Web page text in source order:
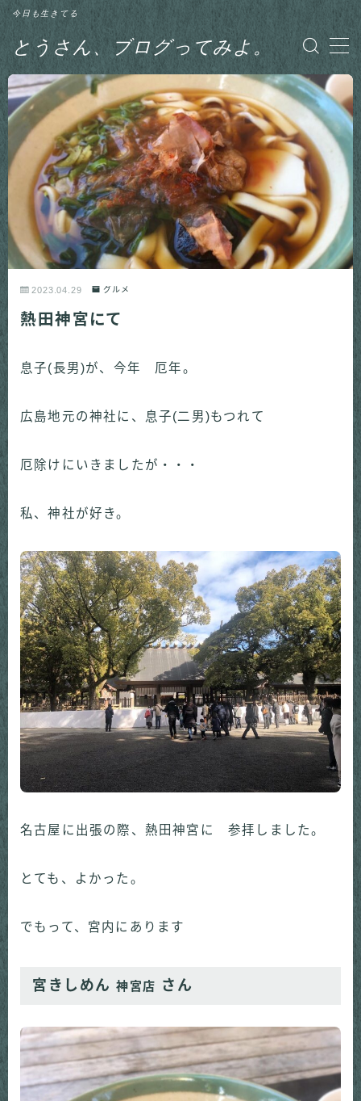
とうさん、ブログってみよ。
今日も生きてる
MENU
グルメ
日記
釣り
2023.04.29 グルメ
熱田神宮にて
息子(長男)が、今年 厄年。
広島地元の神社に、息子(二男)もつれて
厄除けにいきましたが・・・
私、神社が好き。
名古屋に出張の際、熱田神宮に 参拝しました。
とても、よかった。
でもって、宮内にあります
宮きしめん 神宮店 さん